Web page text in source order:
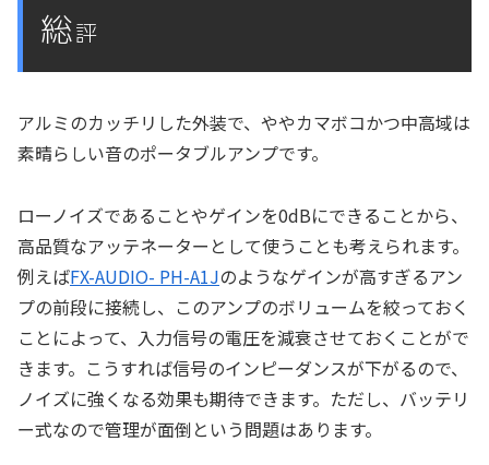
総評
アルミのカッチリした外装で、ややカマボコかつ中高域は
素晴らしい音のポータブルアンプです。
ローノイズであることやゲインを0dBにできることから、
高品質なアッテネーターとして使うことも考えられます。
例えばFX-AUDIO- PH-A1Jのようなゲインが高すぎるアン
プの前段に接続し、このアンプのボリュームを絞っておく
ことによって、入力信号の電圧を減衰させておくことがで
きます。こうすれば信号のインピーダンスが下がるので、
ノイズに強くなる効果も期待できます。ただし、バッテリ
ー式なので管理が面倒という問題はあります。